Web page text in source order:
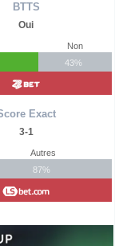
BTTS
Oui
Non
43%
Exact
3-1
Autres
87%